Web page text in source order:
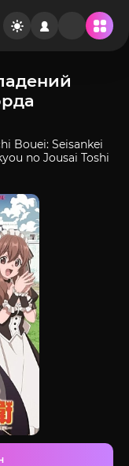
Bouei: Seisankei
no Jousai Toshi